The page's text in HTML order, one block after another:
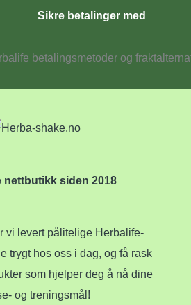
Sikre betalinger med
nettbutikk siden 2018
vi levert pålitelige Herbalife-
trygt hos oss i dag, og få rask
som hjelper deg å nå dine
og treningsmål!